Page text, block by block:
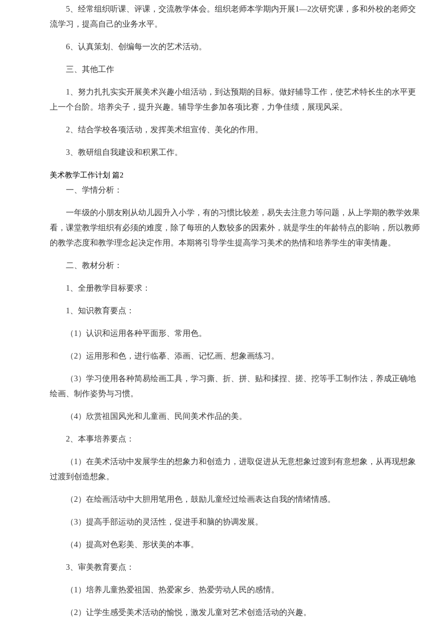
5、经常组织听课、评课，交流教学体会。组织老师本学期内开展1—2次研究课，多和外校的老师交
流学习，提高自己的业务水平。
6、认真策划、创编每一次的艺术活动。
三、其他工作
1、努力扎扎实实开展美术兴趣小组活动，到达预期的目标。做好辅导工作，使艺术特长生的水平更
上一个台阶。培养尖子，提升兴趣。辅导学生参加各项比赛，力争佳绩，展现风采。
2、结合学校各项活动，发挥美术组宣传、美化的作用。
3、教研组自我建设和积累工作。
美术教学工作计划 篇2
一、学情分析：
一年级的小朋友刚从幼儿园升入小学，有的习惯比较差，易失去注意力等问题，从上学期的教学效果
看，课堂教学组织有必须的难度，除了每班的人数较多的因素外，就是学生的年龄特点的影响，所以教师
的教学态度和教学理念起决定作用。本期将引导学生提高学习美术的热情和培养学生的审美情趣。
二、教材分析：
1、全册教学目标要求：
1、知识教育要点：
（1）认识和运用各种平面形、常用色。
（2）运用形和色，进行临摹、添画、记忆画、想象画练习。
（3）学习使用各种简易绘画工具，学习撕、折、拼、贴和揉捏、搓、挖等手工制作法，养成正确地
绘画、制作姿势与习惯。
（4）欣赏祖国风光和儿童画、民间美术作品的美。
2、本事培养要点：
（1）在美术活动中发展学生的想象力和创造力，进取促进从无意想象过渡到有意想象，从再现想象
过渡到创造想象。
（2）在绘画活动中大胆用笔用色，鼓励儿童经过绘画表达自我的情绪情感。
（3）提高手部运动的灵活性，促进手和脑的协调发展。
（4）提高对色彩美、形状美的本事。
3、审美教育要点：
（1）培养儿童热爱祖国、热爱家乡、热爱劳动人民的感情。
（2）让学生感受美术活动的愉悦，激发儿童对艺术创造活动的兴趣。